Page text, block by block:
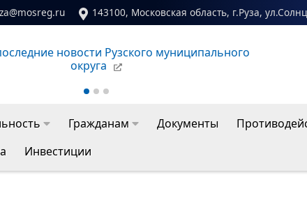
143100, Московская область, г.Руза,
новости Рузского муниципального
округа
Сайт
Гражданам Документы
Инвестиции